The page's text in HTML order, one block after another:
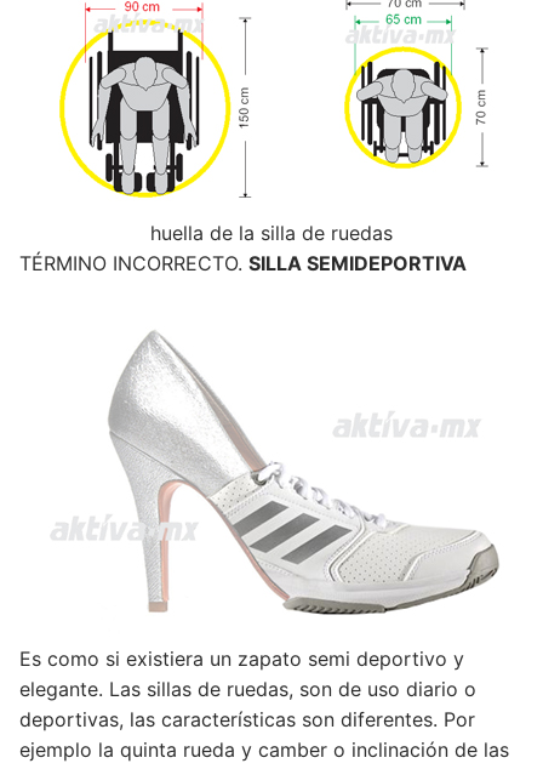
huella de la silla de ruedas
TÉRMINO INCORRECTO. SILLA SEMIDEPORTIVA
Es como si existiera un zapato semi deportivo y
elegante. Las sillas de ruedas, son de uso diario o
deportivas, las características son diferentes. Por
ejemplo la quinta rueda y camber o inclinación de las